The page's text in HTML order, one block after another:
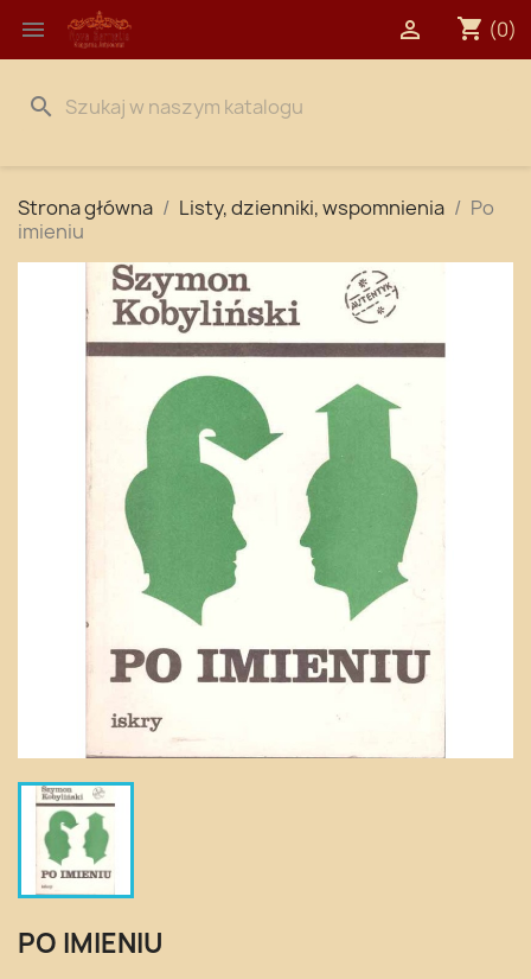
 shopping_cart (0)

search
Strona główna Listy, dzienniki, wspomnienia
Po
imieniu
PO IMIENIU